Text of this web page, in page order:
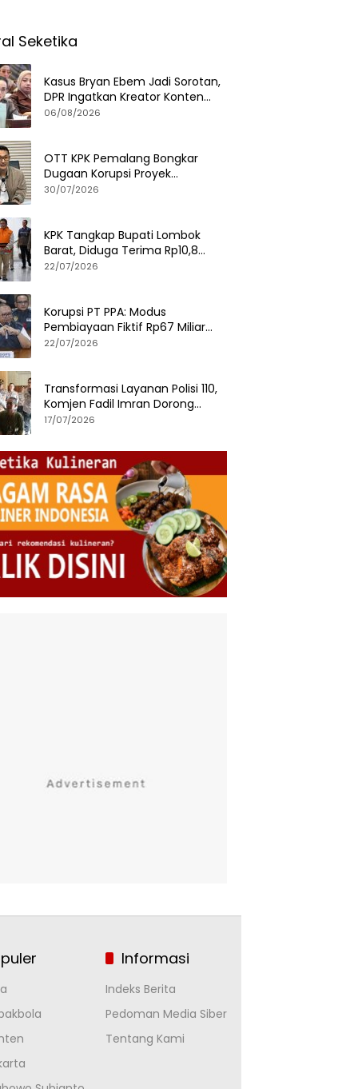
Seketika
Kasus Bryan Ebem Jadi Sorotan,
DPR Ingatkan Kreator Konten
Soal Privasi dan UU PDP
06/08/2026
OTT KPK Pemalang Bongkar
Dugaan Korupsi Proyek
Pemerintah, Ini Fakta
30/07/2026
KPK Tangkap Bupati Lombok
Barat, Diduga Terima Rp10,8
Miliar dan Gratifikasi Alphard
22/07/2026
Korupsi PT PPA: Modus
Pembiayaan Fiktif Rp67 Miliar
Terbongkar, Negara Rugi Rp38,8
22/07/2026
Transformasi Layanan Polisi 110,
Komjen Fadil Imran Dorong
Respons Cepat dan Terintegrasi
17/07/2026
Informasi
Indeks Berita
Pedoman Media Siber
Tentang Kami